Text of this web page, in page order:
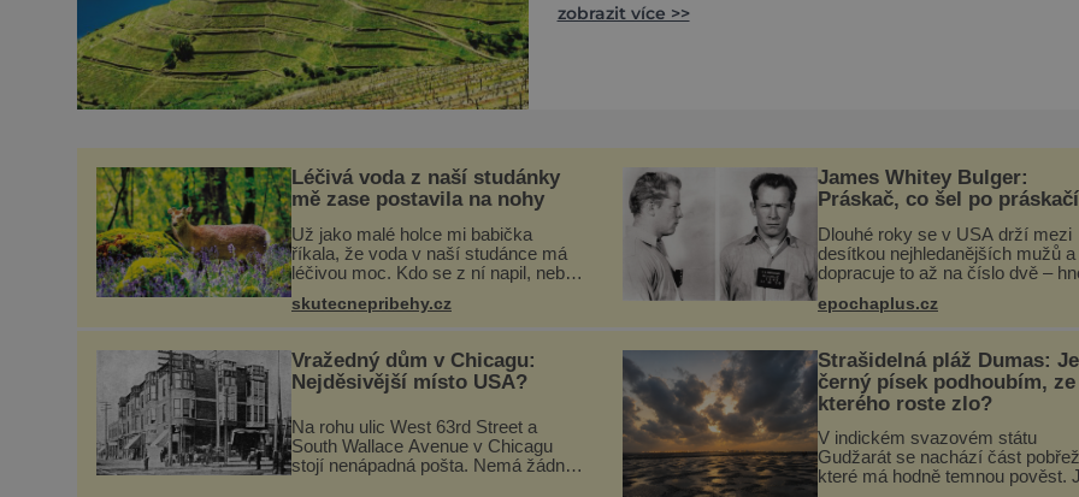
Romantiku, pohodlí, moře, památky a lidi, kteří
zobrazit více >>
Léčivá voda z naší studánky
mě zase postavila na nohy
Už jako malé holce mi babička
říkala, že voda v naší studánce má
léčivou moc. Kdo se z ní napil, nebo
ulevilo. Ráda vzpomínám na své
skutecnepribehy.cz
James Whitey Bulger:
Práskač, co šel po
Dlouhé roky se v USA drží mezi
desítkou nejhledanějších mužů a
dopracuje to až na číslo dvě –
2011). To je James „Whitey“
na
epochaplus.cz
Vražedný dům v Chicagu:
Nejděsivější místo USA?
Na rohu ulic West 63rd Street a
South Wallace Avenue v Chicagu
stojí nenápadná pošta. Nemá žádný
Strašidelná pláž Dumas: Je
černý písek podhoubím, ze
kterého roste zlo?
V indickém svazovém státu
Gudžarát se nachází část
které má hodně temnou pověst.